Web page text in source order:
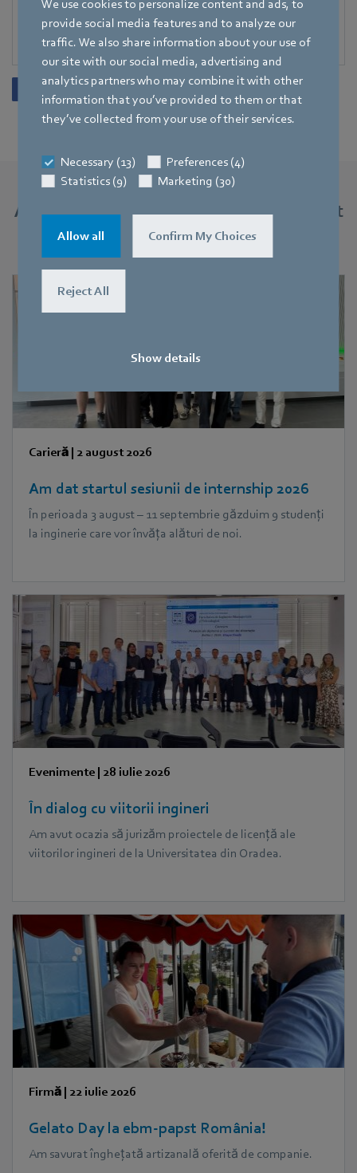
We use cookies to personalize content and ads, to
provide social media features and to analyze our
traffic. We also share information about your use of
our site with our social media, advertising and
analytics partners who may combine it with other
information that you’ve provided to them or that
they’ve collected from your use of their services.
Necessary (13)
Preferences (4)
Statistics (9)
Marketing (30)
Allow all Confirm My Choices
Reject All
Show details
Alte noutăți și evenimente la ebm-papst
România
Carieră 2 august 2026
Am dat startul sesiunii de internship 2026
În perioada 3 august – 11 septembrie găzduim 9 studenți
la inginerie care vor învăța alături de noi.
Evenimente 28 iulie 2026
În dialog cu viitorii ingineri
Am avut ocazia să jurizăm proiectele de licență ale
viitorilor ingineri de la Universitatea din Oradea.
Firmă 22 iulie 2026
Gelato Day la ebm‑papst România!
Am savurat înghețată artizanală oferită de companie.